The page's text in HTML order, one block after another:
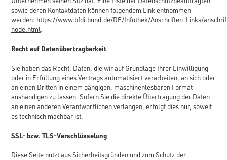
sowie deren Kontaktdaten können folgendem Link entnommen
werden: https://www.bfdi.bund.de/DE/Infothek/Anschriften_Links/
node.html.
Recht auf Datenübertragbarkeit
Sie haben das Recht, Daten, die wir auf Grundlage Ihrer Einwilligung
oder in Erfüllung eines Vertrags automatisiert verarbeiten, an sich oder
an einen Dritten in einem gängigen, maschinenlesbaren Format
aushändigen zu lassen. Sofern Sie die direkte Übertragung der Daten
an einen anderen Verantwortlichen verlangen, erfolgt dies nur, soweit
es technisch machbar ist.
SSL- bzw. TLS-Verschlüsselung
Diese Seite nutzt aus Sicherheitsgründen und zum Schutz der